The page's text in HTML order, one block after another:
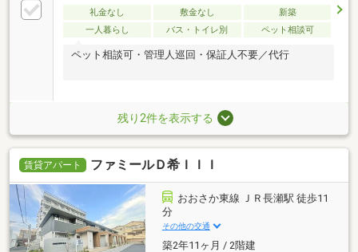
礼金なし 敷金なし
新築
一人暮らし
バス・トイレ別 ペット相談可
ペット相談可・管理人巡回・保証人不要／代行
残り2件を表示する
賃貸アパート ファミールＤ希ＩＩＩ
おおさか東線 ＪＲ長瀬駅 徒歩11
分
その他の交通
築2年11ヶ月 / 2階建